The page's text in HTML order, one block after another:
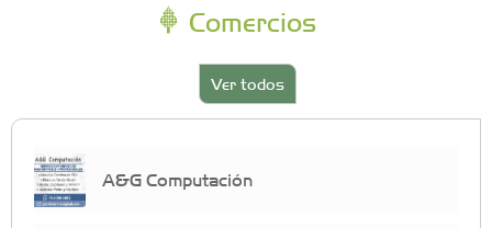
Comercios
Ver todos
A&G Computación